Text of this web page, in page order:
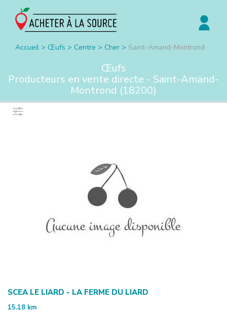
Accueil > Œufs > Centre > Cher > Saint-Amand-Montrond
Œufs
Producteurs en vente directe - Saint-Amand-
Montrond (18200)
SCEA LE LIARD - LA FERME DU LIARD
15.18 km